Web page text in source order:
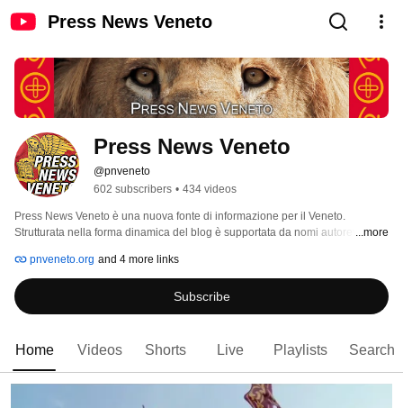
Press News Veneto
Press News Veneto
@pnveneto
602 subscribers • 434 videos
Press News Veneto è una nuova fonte di informazione per il Veneto.
Strutturata nella forma dinamica del blog è supportata da nomi autorevoli ...more
pnveneto.org and 4 more links
Subscribe
Home Videos Shorts Live Playlists Search